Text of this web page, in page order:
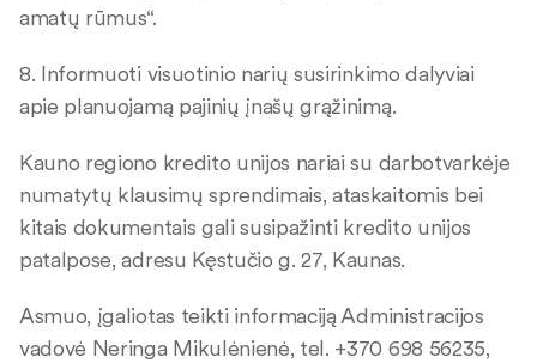
amatų rūmus“.
8. Informuoti visuotinio narių susirinkimo dalyviai
apie planuojamą pajinių įnašų grąžinimą.
Kauno regiono kredito unijos nariai su darbotvarkėje
numatytų klausimų sprendimais, ataskaitomis bei
kitais dokumentais gali susipažinti kredito unijos
patalpose, adresu Kęstučio g. 27, Kaunas.
Asmuo, įgaliotas teikti informaciją Administracijos
vadovė Neringa Mikulėnienė, tel. +370 698 56235,